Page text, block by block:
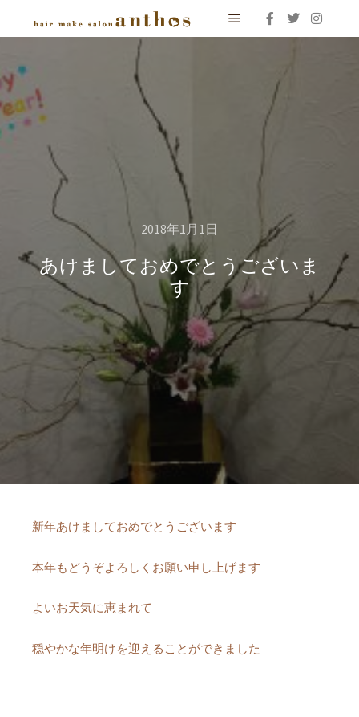
メインメニュー
2018年1月1日
あけましておめでとうございま
す
新年あけましておめでとうございます
本年もどうぞよろしくお願い申し上げます
よいお天気に恵まれて
穏やかな年明けを迎えることができました